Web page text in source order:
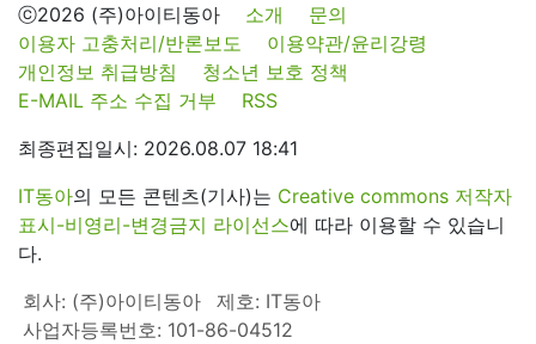
ⓒ2026 (주)아이티동아 소개
문의
이용자 고충처리/반론보도
이용약관/윤리강령
개인정보 취급방침
청소년 보호 정책
E-MAIL 주소 수집 거부
RSS
최종편집일시: 2026.08.07 18:41
IT동아의 모든 콘텐츠(기사)는 Creative commons 저작자
표시-비영리-변경금지 라이선스에 따라 이용할 수 있습니
다.
회사: (주)아이티동아
제호: IT동아
사업자등록번호: 101-86-04512